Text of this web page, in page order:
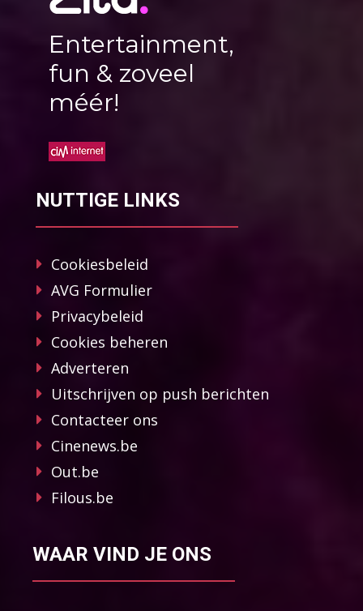
Entertainment,
fun & zoveel
méér!
NUTTIGE LINKS
Cookiesbeleid
AVG Formulier
Privacybeleid
Cookies beheren
Adverteren
Uitschrijven op push berichten
Contacteer ons
Cinenews.be
Out.be
Filous.be
WAAR VIND JE ONS